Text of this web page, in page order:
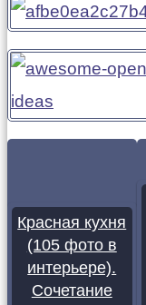
Красная кухня
(105 фото в
интерьере).
Сочетание